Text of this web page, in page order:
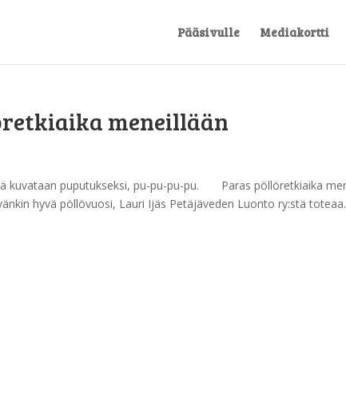
Pääsivulle Mediakortti
meneillään
kuvataan puputukseksi, pu-pu-pu-pu. Paras pöllöretkiaika
hyvä pöllövuosi, Lauri Ijäs Petäjäveden Luonto ry:stä